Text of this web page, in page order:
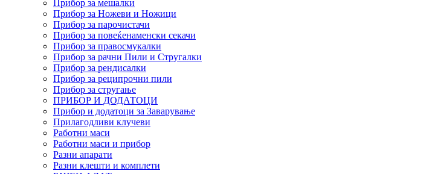
Прибор за мешалки
Прибор за Ножеви и Ножици
Прибор за парочистачи
Прибор за повеќенаменски секачи
Прибор за правосмукалки
Прибор за рачни Пили и Стругалки
Прибор за рендисалки
Прибор за реципрочни пили
Прибор за стругање
ПРИБОР И ДОДАТОЦИ
Прибор и додатоци за Заварување
Прилагодливи клучеви
Работни маси
Работни маси и прибор
Разни апарати
Разни клешти и комплети